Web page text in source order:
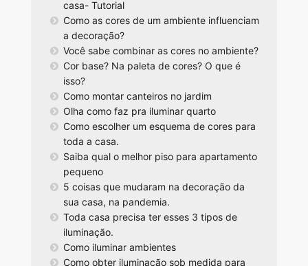
casa- Tutorial
Como as cores de um ambiente influenciam
a decoração?
Você sabe combinar as cores no ambiente?
Cor base? Na paleta de cores? O que é
isso?
Como montar canteiros no jardim
Olha como faz pra iluminar quarto
Como escolher um esquema de cores para
toda a casa.
Saiba qual o melhor piso para apartamento
pequeno
5 coisas que mudaram na decoração da
sua casa, na pandemia.
Toda casa precisa ter esses 3 tipos de
iluminação.
Como iluminar ambientes
Como obter iluminação sob medida para